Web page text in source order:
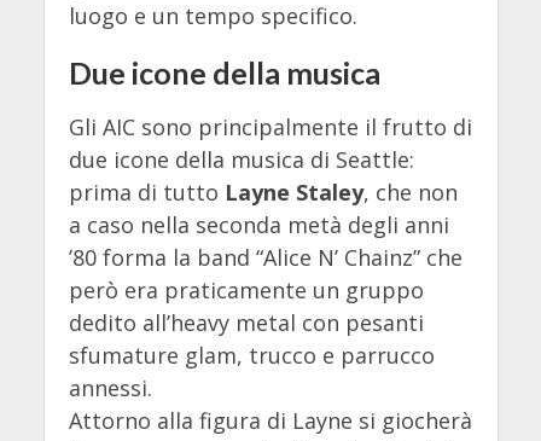
luogo e un tempo specifico.
Due icone della musica
Gli AIC sono principalmente il frutto di
due icone della musica di Seattle:
prima di tutto Layne Staley, che non
a caso nella seconda metà degli anni
’80 forma la band “Alice N’ Chainz” che
però era praticamente un gruppo
dedito all’heavy metal con pesanti
sfumature glam, trucco e parrucco
annessi.
Attorno alla figura di Layne si giocherà